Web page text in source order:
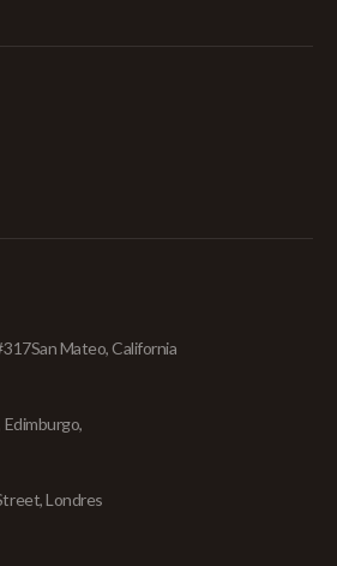
Mateo, California
Londres